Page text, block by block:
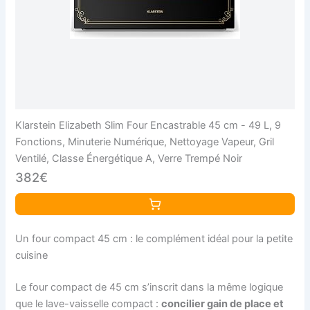
Klarstein Elizabeth Slim Four Encastrable 45 cm - 49 L, 9
Fonctions, Minuterie Numérique, Nettoyage Vapeur, Gril
Ventilé, Classe Énergétique A, Verre Trempé Noir
382€
Un four compact 45 cm : le complément idéal pour la petite
cuisine
Le four compact de 45 cm s’inscrit dans la même logique
que le lave-vaisselle compact :concilier gain de place et